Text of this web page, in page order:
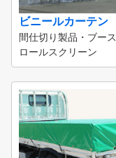
ビニールカーテン
間仕切り製品・ブース
ロールスクリーン